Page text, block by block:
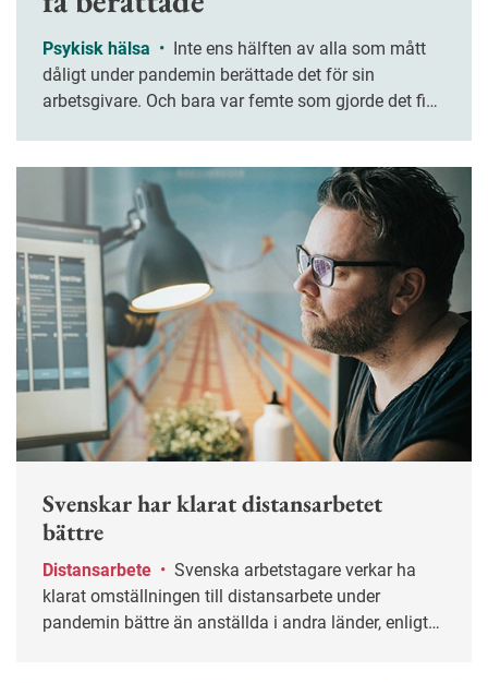
Psykisk hälsa •
dåligt under pandemin berättade det för sin
arbetsgivare. Och bara var femte som gjorde det fick
Svenskar har klarat distansarbetet
bättre
Distansarbete •
klarat omställningen till distansarbete under
pandemin bättre än anställda i andra länder, enligt